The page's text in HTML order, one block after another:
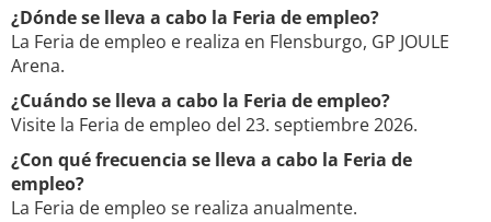
¿Dónde se lleva a cabo la Feria de empleo?
La Feria de empleo e realiza en Flensburgo, GP JOULE
Arena.
¿Cuándo se lleva a cabo la Feria de empleo?
Visite la Feria de empleo del 23. septiembre 2026.
¿Con qué frecuencia se lleva a cabo la Feria de
empleo?
La Feria de empleo se realiza anualmente.